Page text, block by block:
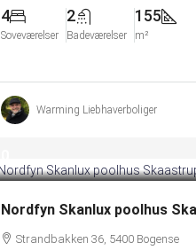
4
Soveværelser
2
Badeværelser
155
m²
Warming Liebhaverboliger
Nordfyn Skanlux poolhus
Strandbakken 36, 5400 Bogense